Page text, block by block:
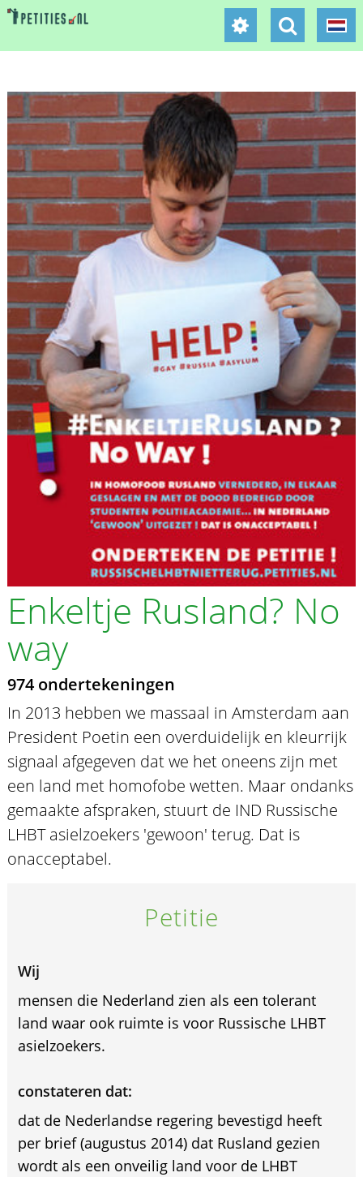
Enkeltje Rusland? No
way
974 ondertekeningen
In 2013 hebben we massaal in Amsterdam aan
President Poetin een overduidelijk en kleurrijk
signaal afgegeven dat we het oneens zijn met
een land met homofobe wetten. Maar ondanks
gemaakte afspraken, stuurt de IND Russische
LHBT asielzoekers 'gewoon' terug. Dat is
onacceptabel.
Petitie
Wij
mensen die Nederland zien als een tolerant
land waar ook ruimte is voor Russische LHBT
asielzoekers.
constateren dat:
dat de Nederlandse regering bevestigd heeft
per brief (augustus 2014) dat Rusland gezien
wordt als een onveilig land voor de LHBT